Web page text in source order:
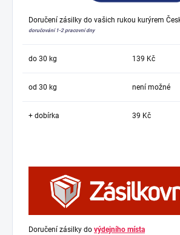
Doručení zásilky do vašich rukou kurýrem
doručování 1-2 pracovní dny
do 30 kg 139 Kč
od 30 kg není možné
+ dobírka 39 Kč
Doručení zásilky do výdejního místa